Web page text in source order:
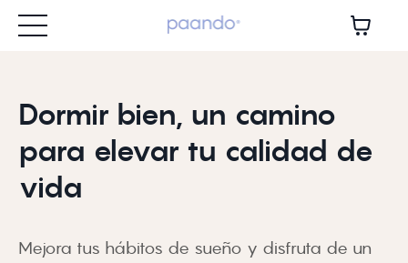
Dormir bien, un camino
para elevar tu calidad de
vida
Mejora tus hábitos de sueño y disfruta de un